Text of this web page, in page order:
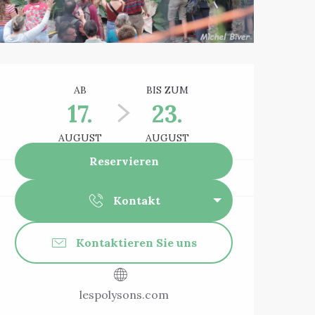
AB
17.
AUGUST
BIS ZUM
23.
AUGUST
Reservieren
Kontakt
Kontaktieren Sie uns
lespolysons.com